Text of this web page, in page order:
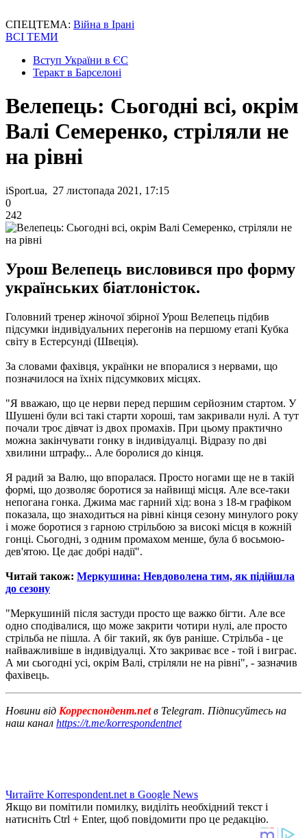
СПЕЦТЕМА: Війна в Ірані
ВСІ ТЕМИ
Вступ України в ЄС
Теракт в Барселоні
Велепець: Сьогодні всі, окрім
Валі Семеренко, стріляли не
на рівні
iSport.ua, 27 листопада 2021, 17:15
0
242
Урош Велепець висловився про форму
українських біатлоністок.
Головний тренер жіночої збірної Урош Велепець підбив
підсумки індивідуальних перегонів на першому етапі Кубка
світу в Естерсунді (Швеція).
За словами фахівця, українки не впоралися з нервами, що
позначилося на їхніх підсумкових місцях.
"Я вважаю, що це нерви перед першим серйозним стартом. У
Шушені були всі такі старти хороші, там закривали нулі. А тут
почали троє дівчат із двох промахів. При цьому практично
можна закінчувати гонку в індивідуалці. Відразу по дві
хвилини штрафу... Але боролися до кінця.
Я радий за Валю, що впоралася. Просто ногами ще не в такій
формі, що дозволяє боротися за найвищі місця. Але все-таки
непогана гонка. Джима має гарний хід: вона з 18-м графіком
показала, що знаходиться на рівні кінця сезону минулого року
і може боротися з гарною стрільбою за високі місця в кожній
гонці. Сьогодні, з одним промахом менше, була б восьмою-
дев'ятою. Це дає добрі надії".
Читай також: Меркушина: Невдоволена тим, як підійшла
до сезону
"Меркушиній після застуди просто ще важко бігти. Але все
одно сподівалися, що може закрити чотири нулі, але просто
стрільба не пішла. А біг такий, як був раніше. Стрільба - це
найважливіше в індивідуалці. Хто закриває все - той і виграє.
А ми сьогодні усі, окрім Валі, стріляли не на рівні", - зазначив
фахівець.
Новини від Корреспондент.netв Telegram. Підписуйтесь на
наш канал https://t.me/korrespondentnet
Читайте Korrespondent.net в Google News
Якщо ви помітили помилку, виділіть необхідний текст і
натисніть Ctrl + Enter, щоб повідомити про це редакцію.